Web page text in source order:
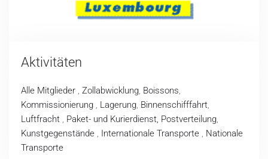
Aktivitäten
Alle Mitglieder , Zollabwicklung, Boissons,
Kommissionierung , Lagerung, Binnenschifffahrt,
Luftfracht , Paket- und Kurierdienst, Postverteilung,
Kunstgegenstände , Internationale Transporte , Nationale
Transporte